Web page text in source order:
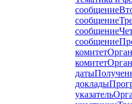
сообщение
сообщение
сообщение
сообщение
комитет
комитет
даты
доклады
указатель